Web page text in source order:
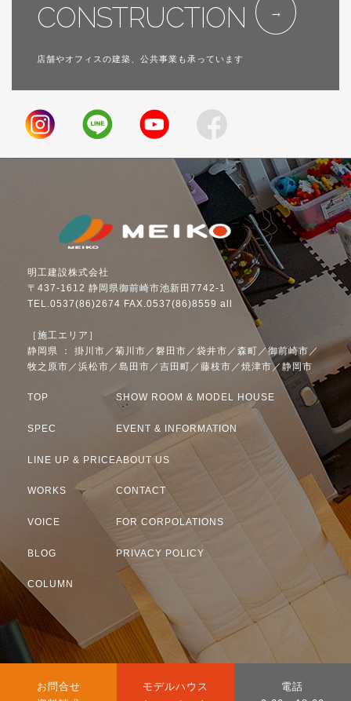
CONSTRUCTION
店舗やオフィスの建築、公共事業も承っています
お問合せ
モデルハウス
電話
明工建設株式会社
〒437-1612 静岡県御前崎市池新田7742-1
TEL.0537(86)2674 FAX.0537(86)8559 all
［施工エリア］
静岡県 ： 掛川市／菊川市／磐田市／袋井市／森町／御前崎市／
牧之原市／浜松市／島田市／吉田町／藤枝市／焼津市／静岡市
TOP
SPEC
LINE UP & PRICE
WORKS
VOICE
BLOG
COLUMN
SHOW ROOM & MODEL HOUSE
EVENT & INFORMATION
ABOUT US
CONTACT
FOR CORPOLATIONS
PRIVACY POLICY